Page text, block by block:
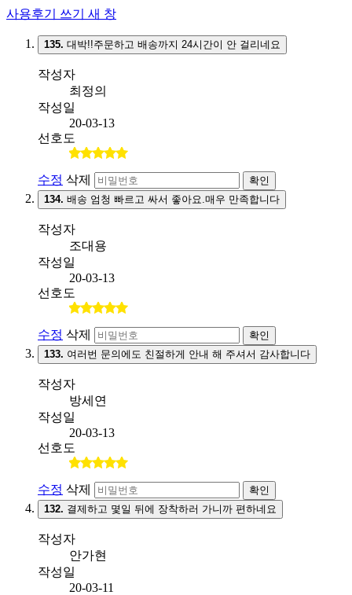
사용후기 쓰기 새 창
135. 대박!!주문하고 배송까지 24시간이 안 걸리네요
작성자
최정의
작성일
20-03-13
선호도
수정 삭제
확인
134. 배송 엄청 빠르고 싸서 좋아요.매우 만족합니다
작성자
조대용
작성일
20-03-13
선호도
수정 삭제
확인
133. 여러번 문의에도 친절하게 안내 해 주셔서 감사합니다
작성자
방세연
작성일
20-03-13
선호도
수정 삭제
확인
132.
결제하고 몇일 뒤에 장착하러 가니까 편하네요
작성자
안가현
작성일
20-03-11